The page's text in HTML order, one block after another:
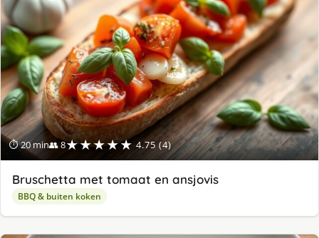
⏱ 20 min👥 8★★★★★ 4.75 (4)
Bruschetta met tomaat en ansjovis
BBQ & buiten koken